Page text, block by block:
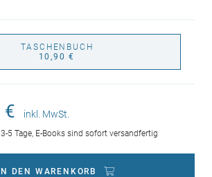
TASCHENBUCH
10,90 €
€ inkl. MwSt.
5 Tage, E-Books sind sofort versandfertig
IN DEN WARENKORB